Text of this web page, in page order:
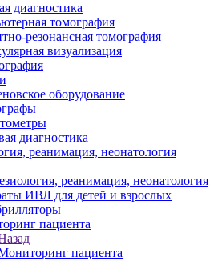
диагностика
томография
резонансная томография
визуализация
оборудование
диагностика
реанимация, неонатология
реанимация, неонатология
ИВЛ для детей и взрослых
пациента
пациента